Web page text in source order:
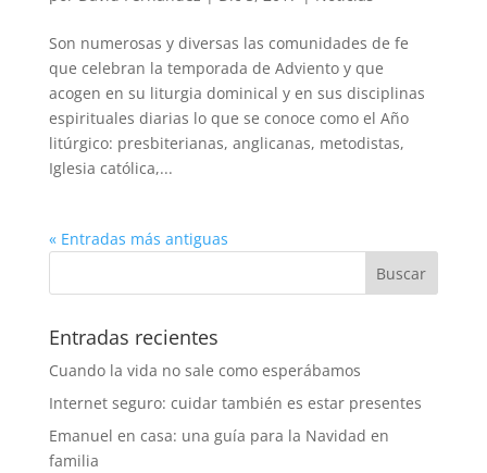
Son numerosas y diversas las comunidades de fe
que celebran la temporada de Adviento y que
acogen en su liturgia dominical y en sus disciplinas
espirituales diarias lo que se conoce como el Año
litúrgico: presbiterianas, anglicanas, metodistas,
Iglesia católica,...
« Entradas más antiguas
Entradas recientes
Cuando la vida no sale como esperábamos
Internet seguro: cuidar también es estar presentes
Emanuel en casa: una guía para la Navidad en
familia